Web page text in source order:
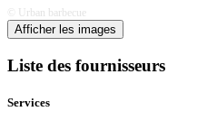
© Urban barbecue
Afficher les images
Liste des fournisseurs
Services